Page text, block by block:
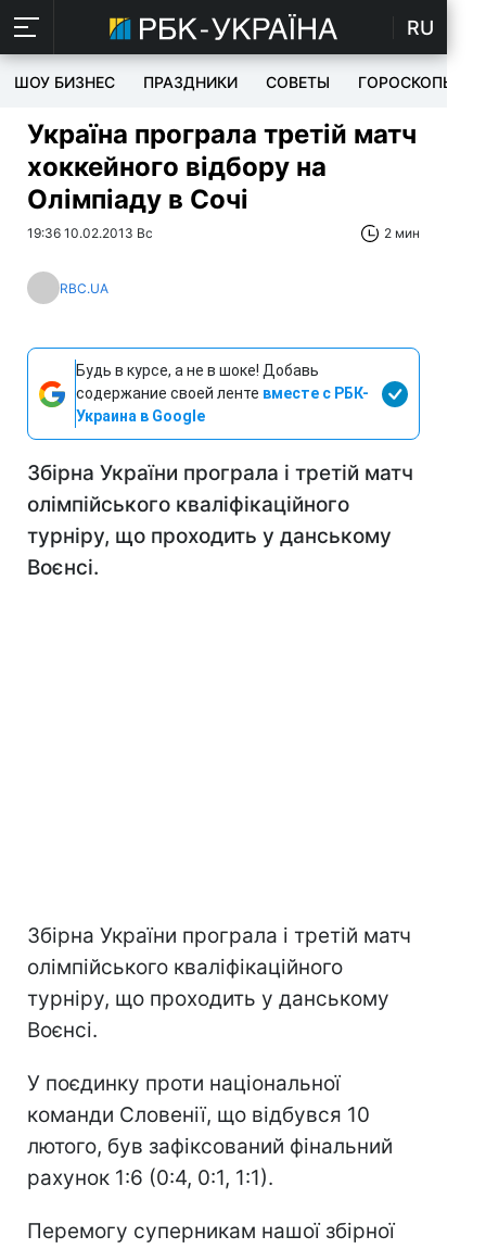
RU
ШОУ БИЗНЕС ПРАЗДНИКИ СОВЕТЫ ГОРОСКОПЫ
Україна програла третій матч
хоккейного відбору на
Олімпіаду в Сочі
19:36 10.02.2013 Вс 2 мин
RBC.UA
Будь в курсе, а не в шоке! Добавь
содержание своей ленте вместе с РБК-
Украина в Google
Збірна України програла і третій матч
олімпійського кваліфікаційного
турніру, що проходить у данському
Воєнсі.
Збірна України програла і третій матч
олімпійського кваліфікаційного
турніру, що проходить у данському
Воєнсі.
У поєдинку проти національної
команди Словенії, що відбувся 10
лютого, був зафіксований фінальний
рахунок 1:6 (0:4, 0:1, 1:1).
Перемогу суперникам нашої збірної